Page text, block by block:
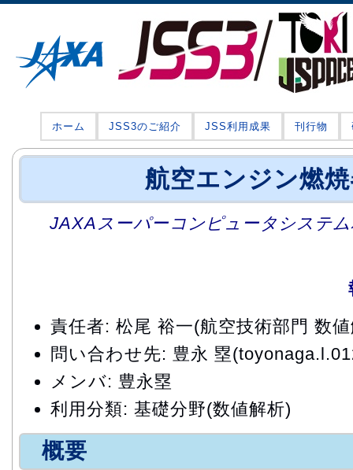
ホーム JSS3のご紹介 JSS利用成果 刊行物
航空エンジン燃
JAXAスーパーコンピュータシステ
責任者: 松尾 裕一(航空技術部門 数
問い合わせ先: 豊永 塁
メンバ: 豊永塁
利用分類: 基礎分野(数値解析)
概要